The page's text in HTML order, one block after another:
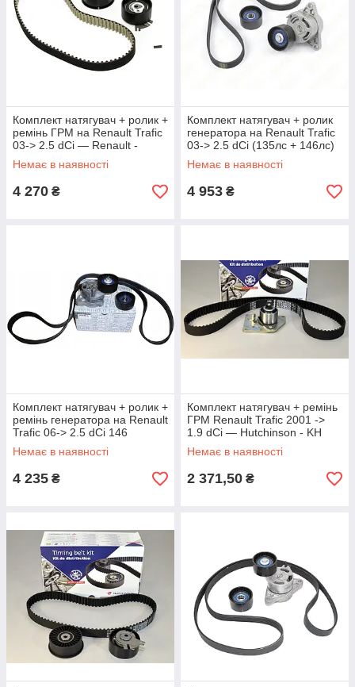
Комплект натягувач + ролик +
ремінь ГРМ на Renault Trafic
03-> 2.5 dCi — Renault -
7701477380
Немає в наявності
4 270 ₴
Комплект натягувач + ролик
генератора на Renault Trafic
03-> 2.5 dCi (135лс + 146лс)
7701475629
Немає в наявності
4 953 ₴
Комплект натягувач + ролик +
ремінь генератора на Renault
Trafic 06-> 2.5 dCi 146
лз(+AC) 7701475193
Немає в наявності
4 235 ₴
Комплект натягувач + ремінь
ГРМ Renault Trafic 2001 ->
1.9 dCi — Hutchinson - KH
151
Немає в наявності
2 371,50 ₴